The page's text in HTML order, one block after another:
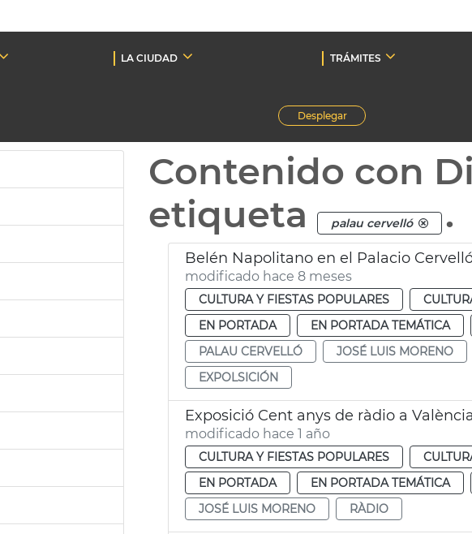
LA CIUDAD TRÁMITES
Desplegar
Contenido con
etiqueta
palau cervelló .
Belén Napolitano en el Palacio
modificado hace 8 meses
CULTURA Y FIESTAS POPULARES
EN PORTADA
EN PORTADA TEMÁTICA
PALAU CERVELLÓ
JOSÉ LUIS MORENO
EXPOLSICIÓN
Exposició Cent anys de ràdio a València
modificado hace 1 año
CULTURA Y FIESTAS POPULARES
EN PORTADA
EN PORTADA TEMÁTICA
JOSÉ LUIS MORENO
RÀDIO